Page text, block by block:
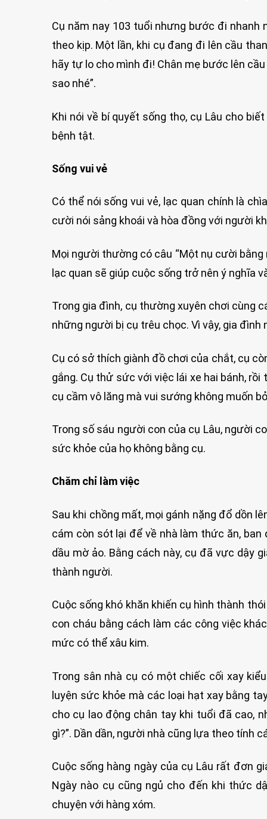
Cụ năm nay 103 tuổi nhưng bước đi nhanh
theo kịp. Một lần, khi cụ đang đi lên cầu
hãy tự lo cho mình đi! Chân mẹ bước lên
sao nhé”.
Khi nói về bí quyết sống thọ, cụ Lâu cho
bệnh tật.
Sống vui vẻ
Có thể nói sống vui vẻ, lạc quan chính là
cười nói sảng khoái và hòa đồng với người
Mọi người thường có câu “Một nụ cười
lạc quan sẽ giúp cuộc sống trở nên ý nghĩa
Trong gia đình, cụ thường xuyên chơi cùng
những người bị cụ trêu chọc. Vì vậy, gia
Cụ có sở thích giành đồ chơi của chắt, cụ
gắng. Cụ thử sức với việc lái xe hai bánh,
cụ cầm vô lăng mà vui sướng không muốn
Trong số sáu người con của cụ Lâu, người
sức khỏe của họ không bằng cụ.
Chăm chỉ làm việc
Sau khi chồng mất, mọi gánh nặng đổ dồn
cám còn sót lại để về nhà làm thức ăn,
dầu mờ ảo. Bằng cách này, cụ đã vực dậy
thành người.
Cuộc sống khó khăn khiến cụ hình thành
con cháu bằng cách làm các công việc
mức có thể xâu kim.
Trong sân nhà cụ có một chiếc cối xay
luyện sức khỏe mà các loại hạt xay bằng
cho cụ lao động chân tay khi tuổi đã cao,
gì?”. Dần dần, người nhà cũng lựa theo tính
Cuộc sống hàng ngày của cụ Lâu rất đơn
Ngày nào cụ cũng ngủ cho đến khi thức
chuyện với hàng xóm.